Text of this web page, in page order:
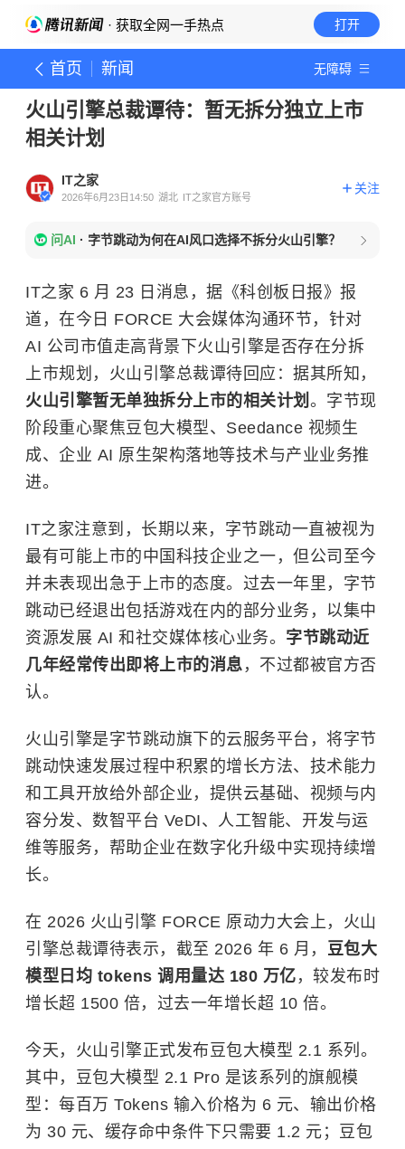
· 获取全网一手热点 打开
首页 新闻 无障碍
火山引擎总裁谭待：暂无拆分独立上市
相关计划
IT之家
2026年6月23日14:50 湖北 IT之家官方账号
关注
问AI · 字节跳动为何在AI风口选择不拆分火山引擎？
IT之家 6 月 23 日消息，据《科创板日报》报
道，在今日 FORCE 大会媒体沟通环节，针对
AI 公司市值走高背景下火山引擎是否存在分拆
上市规划，火山引擎总裁谭待回应：据其所知，
火山引擎暂无单独拆分上市的相关计划 。字节现
阶段重心聚焦豆包大模型、Seedance 视频生
成、企业 AI 原生架构落地等技术与产业业务推
进。
IT之家注意到，长期以来，字节跳动一直被视为
最有可能上市的中国科技企业之一，但公司至今
并未表现出急于上市的态度。过去一年里，字节
跳动已经退出包括游戏在内的部分业务，以集中
资源发展 AI 和社交媒体核心业务。 字节跳动近
几年经常传出即将上市的消息 ，不过都被官方否
认。
火山引擎是字节跳动旗下的云服务平台，将字节
跳动快速发展过程中积累的增长方法、技术能力
和工具开放给外部企业，提供云基础、视频与内
容分发、数智平台 VeDI、人工智能、开发与运
维等服务，帮助企业在数字化升级中实现持续增
长。
在 2026 火山引擎 FORCE 原动力大会上，火山
引擎总裁谭待表示，截至 2026 年 6 月， 豆包大
模型日均 tokens 调用量达 180 万亿 ，较发布时
增长超 1500 倍，过去一年增长超 10 倍。
今天，火山引擎正式发布豆包大模型 2.1 系列。
其中，豆包大模型 2.1 Pro 是该系列的旗舰模
型：每百万 Tokens 输入价格为 6 元、输出价格
为 30 元、缓存命中条件下只需要 1.2 元；豆包